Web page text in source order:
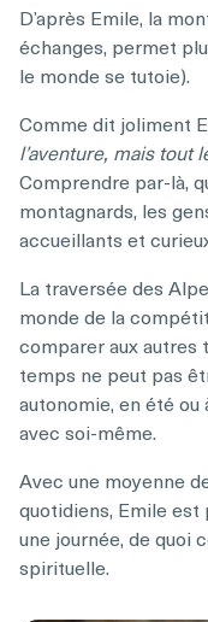
D’après Emile, la
échanges, permet
le monde se tutoie).
Comme dit joliment
l’aventure, mais tout
Comprendre par-là,
montagnards, les
accueillants et
La traversée des
monde de la
comparer aux autres
temps ne peut pas
autonomie, en été ou
avec soi-même.
Avec une moyenne
quotidiens, Emile
une journée, de quoi
spirituelle.